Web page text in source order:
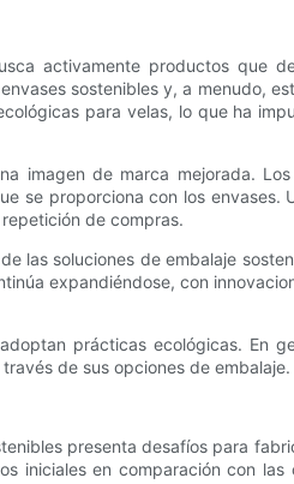
activamente productos que
sostenibles y, a menudo,
para velas, lo que ha
imagen de marca mejorada.
se proporciona con los
de compras.
las soluciones de embalaje
expandiéndose, con
prácticas ecológicas. En
de sus opciones de embalaje.
presenta desafíos para
iniciales en comparación con las